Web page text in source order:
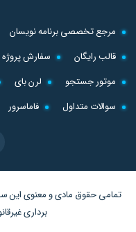
مرجع تخصصی برنامه نویسان
قالب رایگان
سفارش پروژه
موتور جستجو
لرن بای
سوالات متداول
فاماسرور
تمامی حقوق مادی و معنوی این
برداری